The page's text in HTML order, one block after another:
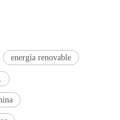
energía renovable